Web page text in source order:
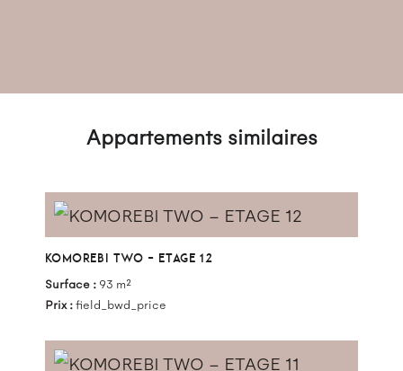
Appartements similaires
KOMOREBI TWO – ETAGE 12
Surface : 93 m²
Prix :field_bwd_price